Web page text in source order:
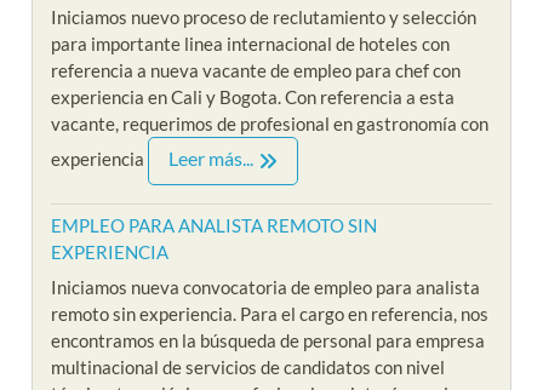
Iniciamos nuevo proceso de reclutamiento y selección
para importante linea internacional de hoteles con
referencia a nueva vacante de empleo para chef con
experiencia en Cali y Bogota. Con referencia a esta
vacante, requerimos de profesional en gastronomía con
experiencia
Leer más...
EMPLEO PARA ANALISTA REMOTO SIN
EXPERIENCIA
Iniciamos nueva convocatoria de empleo para analista
remoto sin experiencia. Para el cargo en referencia, nos
encontramos en la búsqueda de personal para empresa
multinacional de servicios de candidatos con nivel